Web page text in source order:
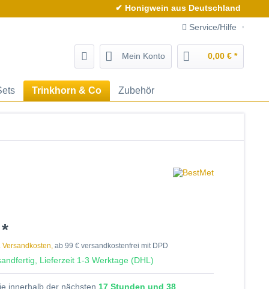
✔ Honigwein aus Deutschland
Service/Hilfe
Mein Konto 0,00 € *
Trinkhorn & Co Zubehör
Versandkosten, ab 99 € versandkostenfrei mit DPD
Lieferzeit 1-3 Werktage (DHL)
innerhalb der nächsten 17 Stunden und 38